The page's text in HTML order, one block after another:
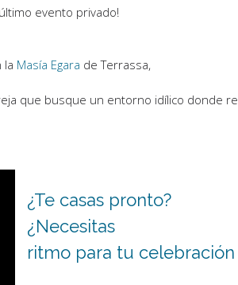
evento privado!
la Masía Egara de Terrassa,
que busque un entorno idílico donde
¿Te casas pronto?
¿Necesitas
ritmo para tu celebración